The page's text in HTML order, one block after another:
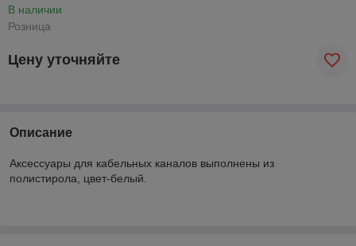
В наличии
Розница
Цену уточняйте
Описание
Аксессуары для кабельных каналов выполнены из
полистирола, цвет-белый.